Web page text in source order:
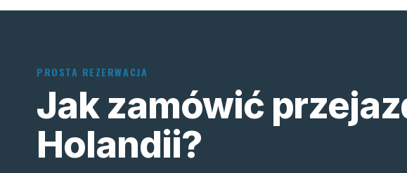
PROSTA REZERWACJA
Jak zamówić
Holandii?